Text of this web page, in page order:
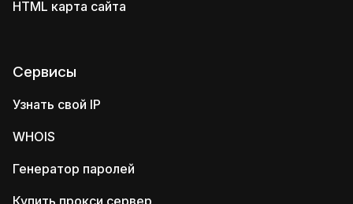
HTML карта сайта
Сервисы
Узнать свой IP
WHOIS
Генератор паролей
Купить прокси сервер